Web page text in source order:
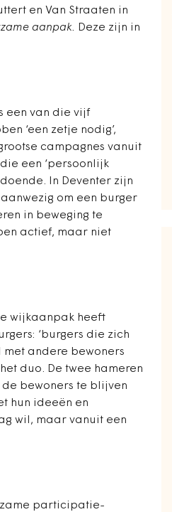
en Van Straaten in
aanpak. Deze zijn in
een van die vijf
‘een zetje nodig’,
campagnes vanuit
een ‘persoonlijk
In Deventer zijn
om een burger
in beweging te
actief, maar niet
wijkaanpak heeft
‘burgers die zich
andere bewoners
duo. De twee hameren
bewoners te blijven
hun ideeën en
wil, maar vanuit een
participatie-